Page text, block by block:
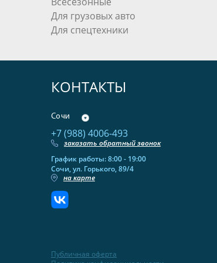
Для грузовых авто
Для спецтехники
КОНТАКТЫ
Сочи
+7 (988) 4006-493
заказать обратный звонок
График работы: 8:00 - 19:00
Сочи, ул. Горького, 89/4
на карте
Публичная оферта